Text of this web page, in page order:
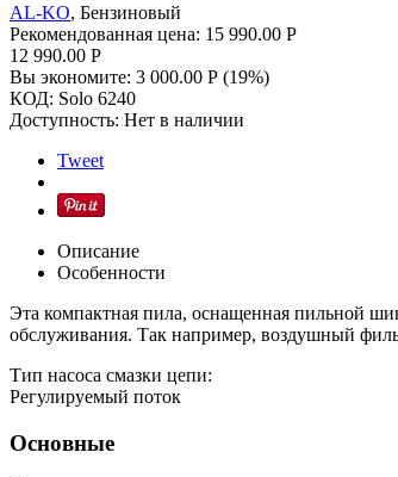
AL-KO, Бензиновый
Рекомендованная цена: 15 990.00 Р
12 990.00 Р
Вы экономите: 3 000.00 Р (19%)
КОД: Solo 6240
Доступность: Нет в наличии
Tweet
Описание
Особенности
Эта компактная пила, оснащенная пильной
обслуживания. Так например, воздушный
Тип насоса смазки цепи:
Регулируемый поток
Основные